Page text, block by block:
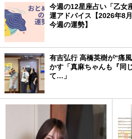
今週の12星座占い「乙女
運アドバイス【2026年8
今週の運勢】
有吉弘行 高橋英樹が“痛
かす「真麻ちゃんも『同
て…」